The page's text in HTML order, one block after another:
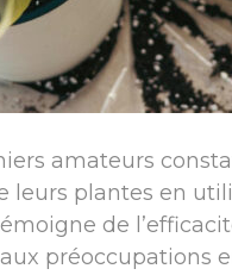
amateurs
leurs plantes en
de
aux préoccupations